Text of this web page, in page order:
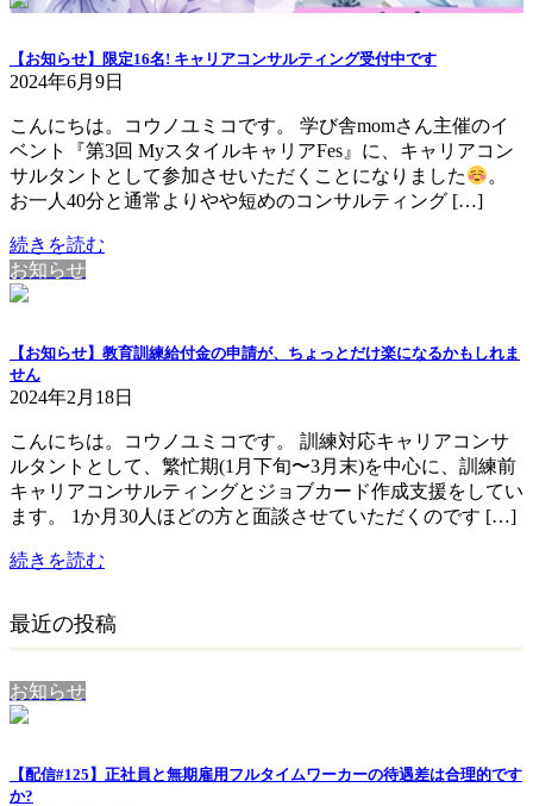
【お知らせ】限定16名! キャリアコンサルティング受付中です
2024年6月9日
こんにちは。コウノユミコです。 学び舎momさん主催のイ
ベント『第3回 MyスタイルキャリアFes』に、キャリアコン
サルタントとして参加させいただくことになりました
。
お一人40分と通常よりやや短めのコンサルティング […]
続きを読む
お知らせ
【お知らせ】教育訓練給付金の申請が、ちょっとだけ楽になるかもしれま
せん
2024年2月18日
こんにちは。コウノユミコです。 訓練対応キャリアコンサ
ルタントとして、繁忙期(1月下旬〜3月末)を中心に、訓練前
キャリアコンサルティングとジョブカード作成支援をしてい
ます。 1か月30人ほどの方と面談させていただくのです […]
続きを読む
最近の投稿
お知らせ
【配信#125】正社員と無期雇用フルタイムワーカーの待遇差は合理的です
か?